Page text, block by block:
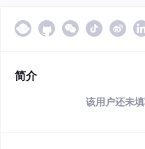
简介
该用户还未